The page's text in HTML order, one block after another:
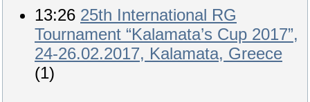
13:26 25th International RG
Tournament “Kalamata’s Cup 2017”,
24-26.02.2017, Kalamata, Greece
(1)